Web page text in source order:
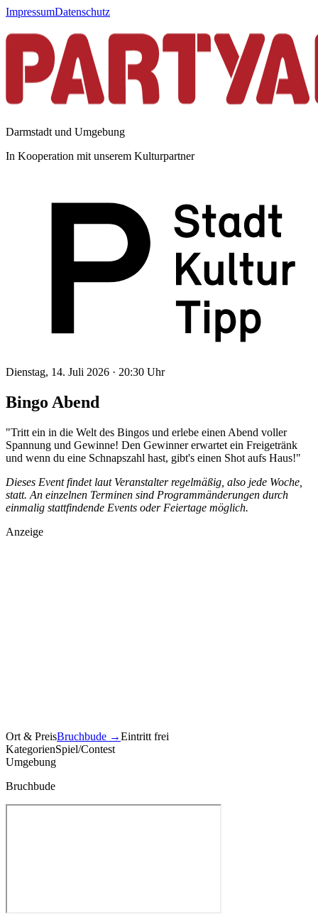
ImpressumDatenschutz
Darmstadt und Umgebung
In Kooperation mit unserem Kulturpartner
Dienstag, 14. Juli 2026 · 20:30 Uhr
Bingo Abend
"Tritt ein in die Welt des Bingos und erlebe einen Abend voller
Spannung und Gewinne! Den Gewinner erwartet ein Freigetränk
und wenn du eine Schnapszahl hast, gibt's einen Shot aufs Haus!"
Dieses Event findet laut Veranstalter regelmäßig, also jede Woche,
statt. An einzelnen Terminen sind Programmänderungen durch
einmalig stattfindende Events oder Feiertage möglich.
Anzeige
Ort & PreisBruchbude →Eintritt frei
KategorienSpiel/Contest
Umgebung
Bruchbude